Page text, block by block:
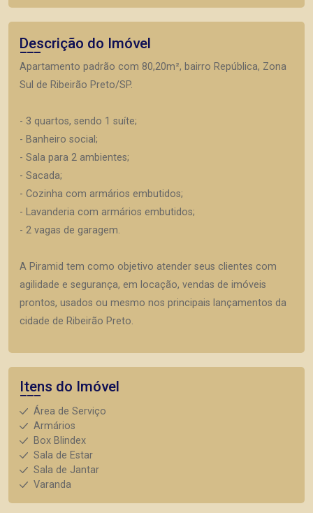
Descrição do Imóvel
Apartamento padrão com 80,20m², bairro República, Zona
Sul de Ribeirão Preto/SP.
- 3 quartos, sendo 1 suíte;
- Banheiro social;
- Sala para 2 ambientes;
- Sacada;
- Cozinha com armários embutidos;
- Lavanderia com armários embutidos;
- 2 vagas de garagem.
A Piramid tem como objetivo atender seus clientes com
agilidade e segurança, em locação, vendas de imóveis
prontos, usados ou mesmo nos principais lançamentos da
cidade de Ribeirão Preto.
Itens do Imóvel
Área de Serviço
Armários
Box Blindex
Sala de Estar
Sala de Jantar
Varanda